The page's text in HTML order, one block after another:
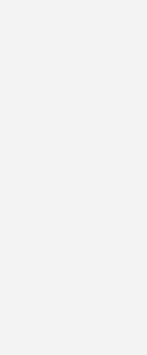
25% mit
erweitert
sind. Das
Norm.
MwSt.
erforderlich
auf Anfrage.
Server.